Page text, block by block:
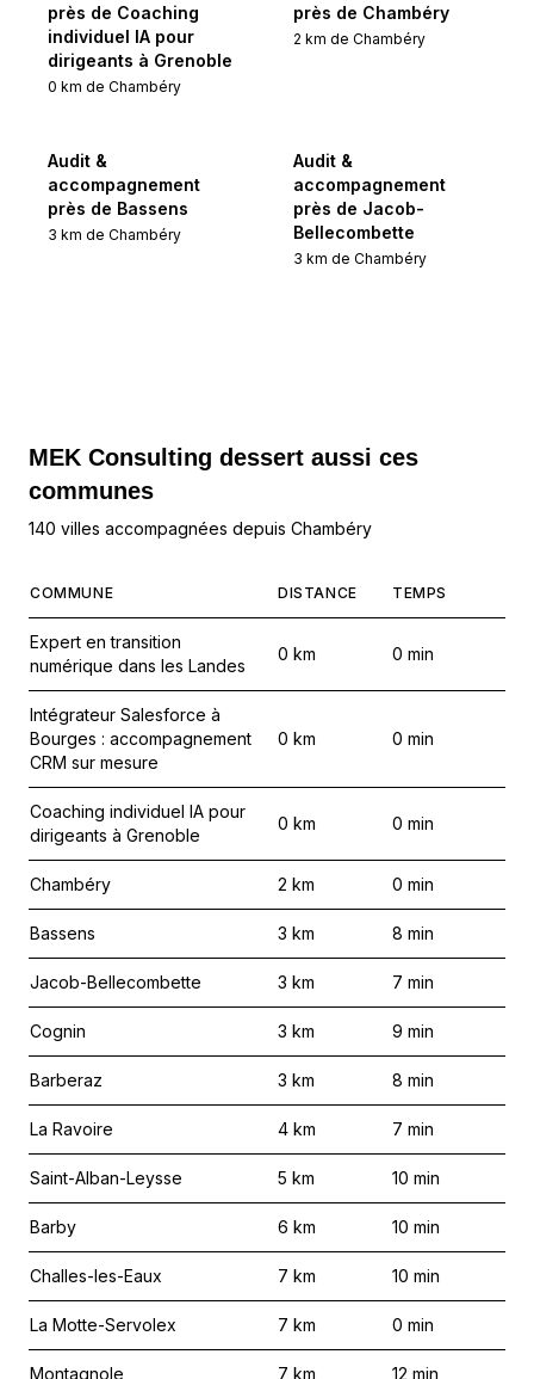
près de Coaching
individuel IA pour
dirigeants à Grenoble
0 km de Chambéry
près de Chambéry
2 km de Chambéry
Audit &
accompagnement
près de Bassens
3 km de Chambéry
Audit &
accompagnement
près de Jacob-
Bellecombette
3 km de Chambéry
MEK Consulting dessert aussi ces
communes
140 villes accompagnées depuis Chambéry
COMMUNE DISTANCE TEMPS
Expert en transition
numérique dans les Landes
0 km 0 min
Intégrateur Salesforce à
Bourges : accompagnement
CRM sur mesure
0 km 0 min
Coaching individuel IA pour
dirigeants à Grenoble
0 km 0 min
Chambéry 2 km 0 min
Bassens 3 km 8 min
Jacob-Bellecombette 3 km 7 min
Cognin 3 km 9 min
Barberaz 3 km 8 min
La Ravoire 4 km 7 min
Saint-Alban-Leysse 5 km 10 min
Barby 6 km 10 min
Challes-les-Eaux 7 km 10 min
La Motte-Servolex 7 km 0 min
Montagnole 7 km 12 min